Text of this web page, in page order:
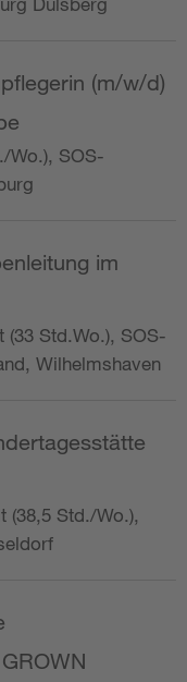
(m/w/d)
Wo.), SOS-
im
(33 Std.Wo.), SOS-
Wilhelmshaven
(38,5 Std./Wo.),